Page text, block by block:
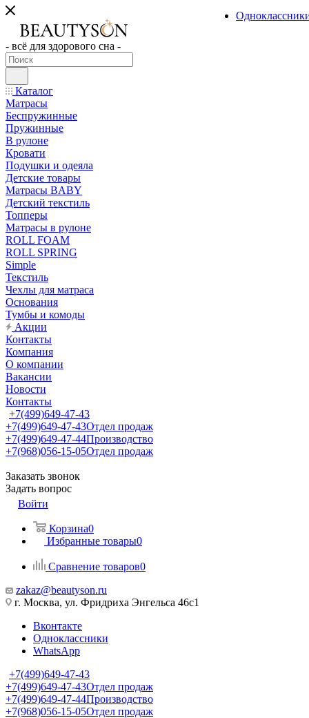
- всё для здорового сна -
Каталог
Матрасы
Беспружинные
Пружинные
В рулоне
Кровати
Подушки и одеяла
Детские товары
Матрасы BABY
Детский текстиль
Топперы
Матрасы в рулоне
ROLL FOAM
ROLL SPRING
Simple
Текстиль
Чехлы для матраса
Основания
Тумбы и комоды
Акции
Контакты
Компания
О компании
Вакансии
Новости
Контакты
+7(499)649-47-43
+7(499)649-47-43Отдел продаж
+7(499)649-47-44Производство
+7(968)056-15-05Отдел продаж
Заказать звонок
Задать вопрос
Войти
Корзина0
Избранные товары0
Сравнение товаров0
zakaz@beautyson.ru
г. Москва, ул. Фридриха Энгельса 46с1
Вконтакте
Одноклассники
WhatsApp
+7(499)649-47-43
+7(499)649-47-43Отдел продаж
+7(499)649-47-44Производство
+7(968)056-15-05Отдел продаж